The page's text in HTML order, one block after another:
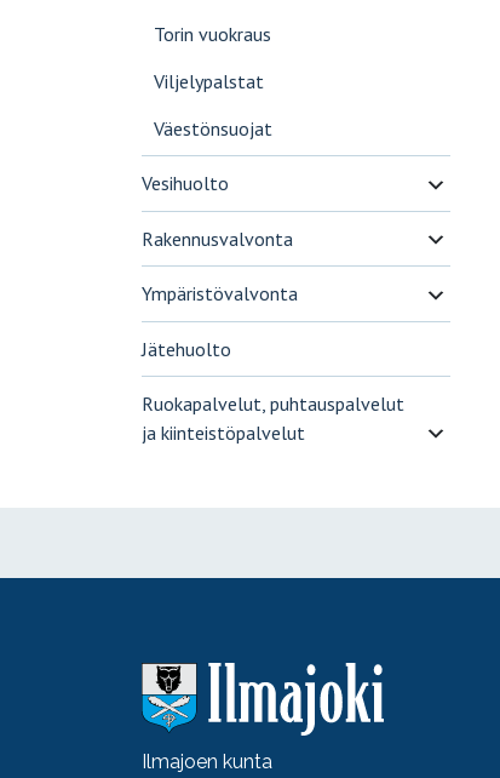
Torin vuokraus
Viljelypalstat
Väestönsuojat
Vesihuolto
Rakennusvalvonta
Ympäristövalvonta
Jätehuolto
Ruokapalvelut, puhtauspalvelut
ja kiinteistöpalvelut
Ilmajoen kunta